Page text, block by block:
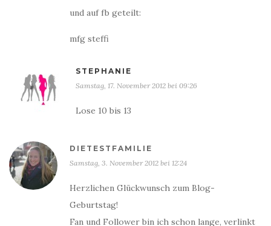
und auf fb geteilt:
mfg steffi
STEPHANIE
Samstag, 17. November 2012 bei 09:26
Lose 10 bis 13
DIETESTFAMILIE
Samstag, 3. November 2012 bei 12:24
Herzlichen Glückwunsch zum Blog-
Geburtstag!
Fan und Follower bin ich schon lange, verlinkt